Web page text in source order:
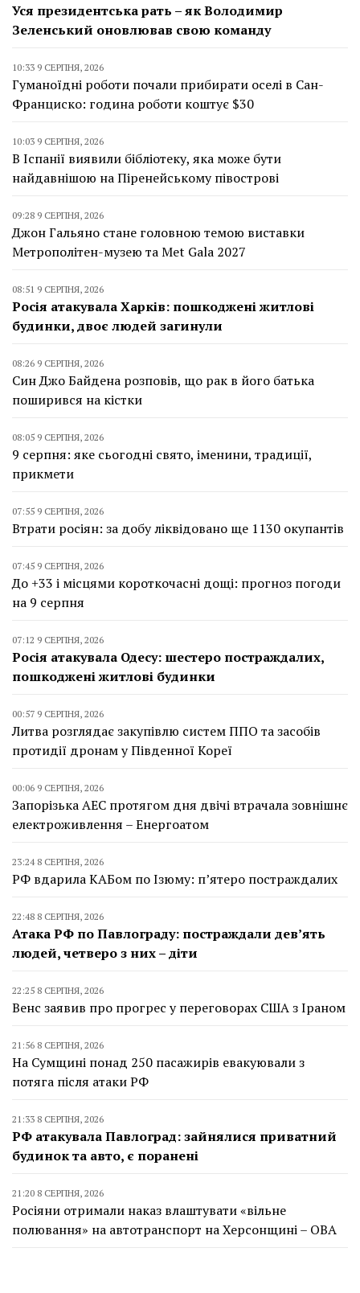
Уся президентська рать – як Володимир
Зеленський оновлював свою команду
10:33 9 СЕРПНЯ, 2026
Гуманоїдні роботи почали прибирати оселі в Сан-
Франциско: година роботи коштує $30
10:03 9 СЕРПНЯ, 2026
В Іспанії виявили бібліотеку, яка може бути
найдавнішою на Піренейському півострові
09:28 9 СЕРПНЯ, 2026
Джон Гальяно стане головною темою виставки
Метрополітен-музею та Met Gala 2027
08:51 9 СЕРПНЯ, 2026
Росія атакувала Харків: пошкоджені житлові
будинки, двоє людей загинули
08:26 9 СЕРПНЯ, 2026
Син Джо Байдена розповів, що рак в його батька
поширився на кістки
08:05 9 СЕРПНЯ, 2026
9 серпня: яке сьогодні свято, іменини, традиції,
прикмети
07:55 9 СЕРПНЯ, 2026
Втрати росіян: за добу ліквідовано ще 1130 окупантів
07:45 9 СЕРПНЯ, 2026
До +33 і місцями короткочасні дощі: прогноз погоди
на 9 серпня
07:12 9 СЕРПНЯ, 2026
Росія атакувала Одесу: шестеро постраждалих,
пошкоджені житлові будинки
00:57 9 СЕРПНЯ, 2026
Литва розглядає закупівлю систем ППО та засобів
протидії дронам у Південної Кореї
00:06 9 СЕРПНЯ, 2026
Запорізька АЕС протягом дня двічі втрачала зовнішнє
електроживлення – Енергоатом
23:24 8 СЕРПНЯ, 2026
РФ вдарила КАБом по Ізюму: п’ятеро постраждалих
22:48 8 СЕРПНЯ, 2026
Атака РФ по Павлограду: постраждали дев’ять
людей, четверо з них – діти
22:25 8 СЕРПНЯ, 2026
Венс заявив про прогрес у переговорах США з Іраном
21:56 8 СЕРПНЯ, 2026
На Сумщині понад 250 пасажирів евакуювали з
потяга після атаки РФ
21:33 8 СЕРПНЯ, 2026
РФ атакувала Павлоград: зайнялися приватний
будинок та авто, є поранені
21:20 8 СЕРПНЯ, 2026
Росіяни отримали наказ влаштувати «вільне
полювання» на автотранспорт на Херсонщині – ОВА